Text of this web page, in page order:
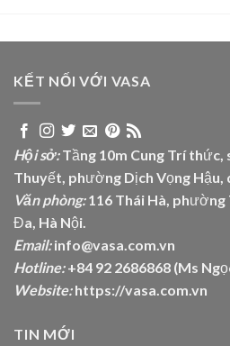
KẾT NỐI VỚI VASA
Hội sở:Tầng 10m Cung Trí thức,
Thuyết, phường Dịch Vọng Hậu,
Văn phòng:116 Thái Hà,
Đa, Hà Nội.
Email:info@vasa.com.vn
Hotline:+84 92 2686868 (Ms
Website: https://vasa.com.vn
TIN MỚI